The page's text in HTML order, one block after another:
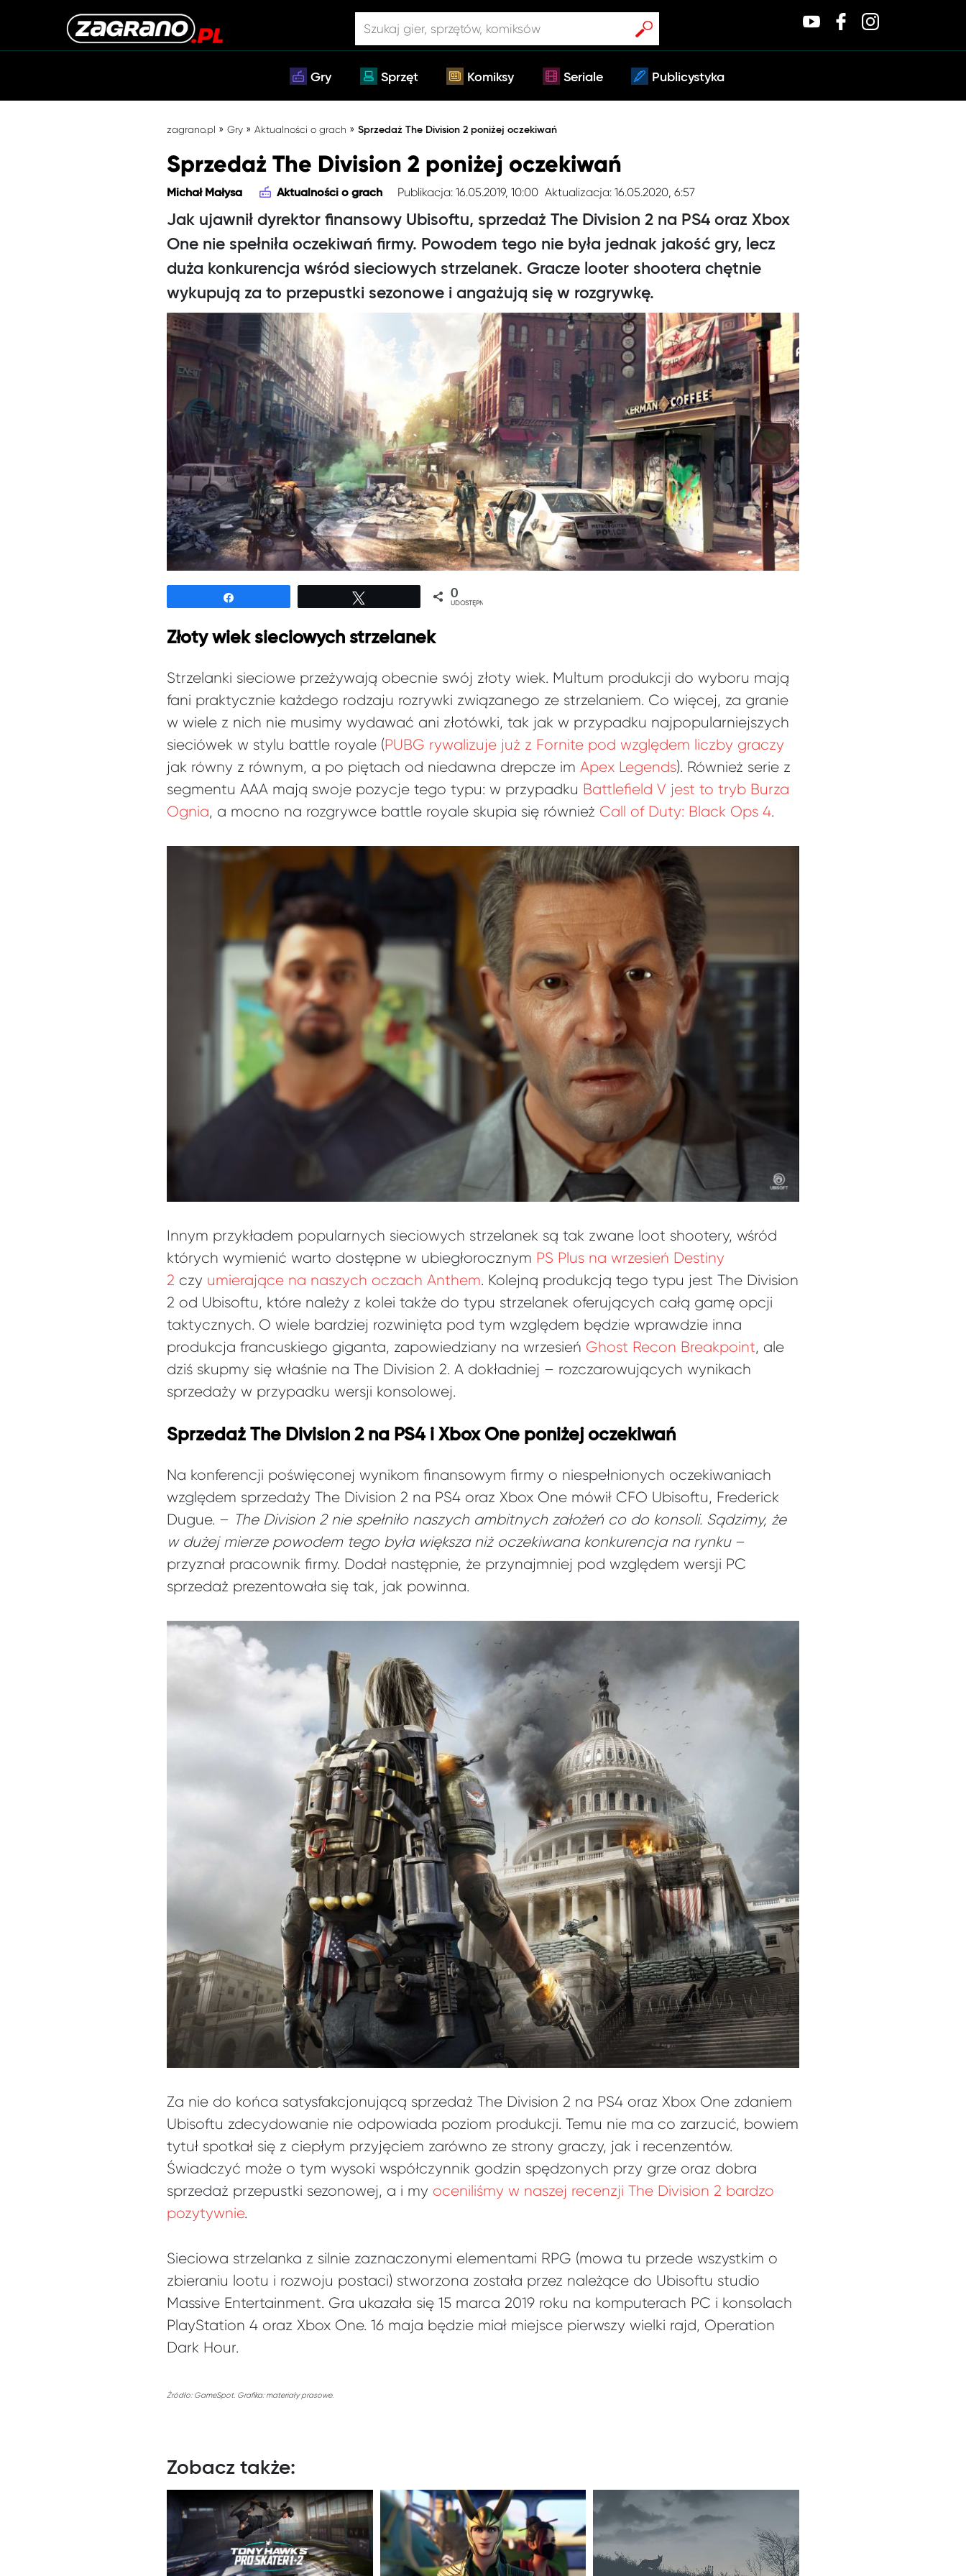
Gry Sprzęt Komiksy Seriale Publicystyka
zagrano.pl » Gry » Aktualności o grach » Sprzedaż The Division 2 poniżej oczekiwań
Sprzedaż The Division 2 poniżej oczekiwań
Michał Małysa Aktualności o grach Publikacja: 16.05.2019, 10:00 Aktualizacja: 16.05.2020, 6:57
Jak ujawnił dyrektor finansowy Ubisoftu, sprzedaż The Division 2 na PS4 oraz Xbox
One nie spełniła oczekiwań firmy. Powodem tego nie była jednak jakość gry, lecz
duża konkurencja wśród sieciowych strzelanek. Gracze looter shootera chętnie
wykupują za to przepustki sezonowe i angażują się w rozgrywkę.
0
UDOSTĘPNIEŃ
Złoty wiek sieciowych strzelanek
Strzelanki sieciowe przeżywają obecnie swój złoty wiek. Multum produkcji do wyboru mają
fani praktycznie każdego rodzaju rozrywki związanego ze strzelaniem. Co więcej, za granie
w wiele z nich nie musimy wydawać ani złotówki, tak jak w przypadku najpopularniejszych
sieciówek w stylu battle royale (PUBG rywalizuje już z Fornite pod względem liczby graczy
jak równy z równym, a po piętach od niedawna drepcze im Apex Legends). Również serie z
segmentu AAA mają swoje pozycje tego typu: w przypadku Battlefield V jest to tryb Burza
Ognia, a mocno na rozgrywce battle royale skupia się również Call of Duty: Black Ops 4.
Innym przykładem popularnych sieciowych strzelanek są tak zwane loot shootery, wśród
których wymienić warto dostępne w ubiegłorocznym PS Plus na wrzesień Destiny
2 czy umierające na naszych oczach Anthem. Kolejną produkcją tego typu jest The Division
2 od Ubisoftu, które należy z kolei także do typu strzelanek oferujących całą gamę opcji
taktycznych. O wiele bardziej rozwinięta pod tym względem będzie wprawdzie inna
produkcja francuskiego giganta, zapowiedziany na wrzesień Ghost Recon Breakpoint, ale
dziś skupmy się właśnie na The Division 2. A dokładniej – rozczarowujących wynikach
sprzedaży w przypadku wersji konsolowej.
Sprzedaż The Division 2 na PS4 i Xbox One poniżej oczekiwań
Na konferencji poświęconej wynikom finansowym firmy o niespełnionych oczekiwaniach
względem sprzedaży The Division 2 na PS4 oraz Xbox One mówił CFO Ubisoftu, Frederick
Dugue. – The Division 2 nie spełniło naszych ambitnych założeń co do konsoli. Sądzimy, że
w dużej mierze powodem tego była większa niż oczekiwana konkurencja na rynku–
przyznał pracownik firmy. Dodał następnie, że przynajmniej pod względem wersji PC
sprzedaż prezentowała się tak, jak powinna.
Za nie do końca satysfakcjonującą sprzedaż The Division 2 na PS4 oraz Xbox One zdaniem
Ubisoftu zdecydowanie nie odpowiada poziom produkcji. Temu nie ma co zarzucić, bowiem
tytuł spotkał się z ciepłym przyjęciem zarówno ze strony graczy, jak i recenzentów.
Świadczyć może o tym wysoki współczynnik godzin spędzonych przy grze oraz dobra
sprzedaż przepustki sezonowej, a i my oceniliśmy w naszej recenzji The Division 2 bardzo
pozytywnie.
Sieciowa strzelanka z silnie zaznaczonymi elementami RPG (mowa tu przede wszystkim o
zbieraniu lootu i rozwoju postaci) stworzona została przez należące do Ubisoftu studio
Massive Entertainment. Gra ukazała się 15 marca 2019 roku na komputerach PC i konsolach
PlayStation 4 oraz Xbox One. 16 maja będzie miał miejsce pierwszy wielki rajd, Operation
Dark Hour.
Źródło: GameSpot. Grafika: materiały prasowe.
Zobacz także: